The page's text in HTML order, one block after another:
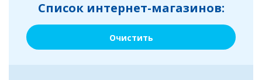
Список интернет-магазинов:
Очистить